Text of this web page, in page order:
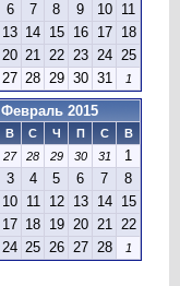
6 7 8 9 10 11
13 14 15 16 17 18
20 21 22 23 24 25
27 28 29 30 31 1
Февраль 2015
В С Ч П С
В
27 28 29 30 31 1
3 4 5 6 7 8
10 11 12 13 14 15
17 18 19 20 21 22
24 25 26 27 28 1